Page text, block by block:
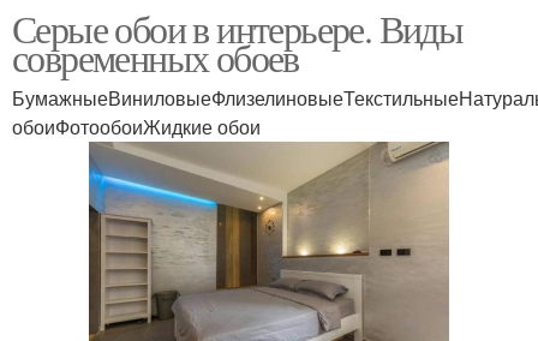
Серые обои в интерьере. Виды
современных обоев
обоиФотообоиЖидкие обои